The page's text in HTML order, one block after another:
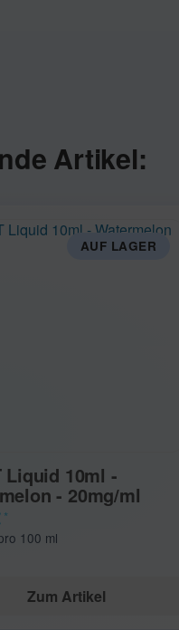
Artikel:
AUF LAGER
Liquid 10ml -
- 20mg/ml
*
100 ml
Zum Artikel